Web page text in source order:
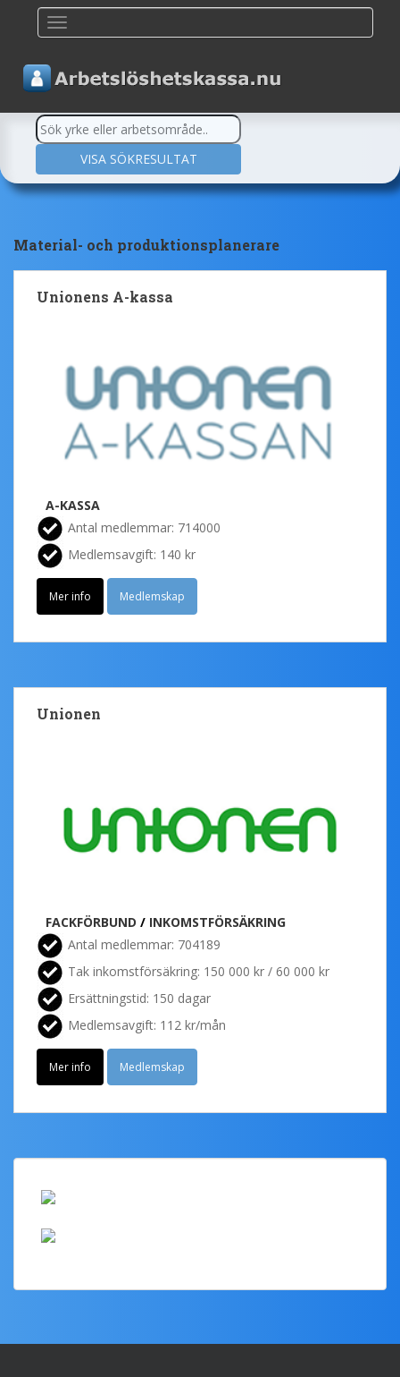
Material- och produktionsplanerare
Unionens A-kassa
A-KASSA
Antal medlemmar: 714000
Medlemsavgift: 140 kr
Mer info Medlemskap
Unionen
FACKFÖRBUND / INKOMSTFÖRSÄKRING
Antal medlemmar: 704189
Tak inkomstförsäkring: 150 000 kr / 60 000 kr
Ersättningstid: 150 dagar
Medlemsavgift: 112 kr/mån
Mer info Medlemskap